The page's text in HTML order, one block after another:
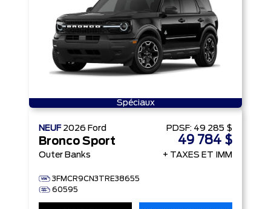
Spéciaux
NEUF 2026 Ford
Bronco Sport
Outer Banks
3FMCR9CN3TRE38655
60595
PDSF: 49 285 $
49 784 $
+ TAXES ET IMM